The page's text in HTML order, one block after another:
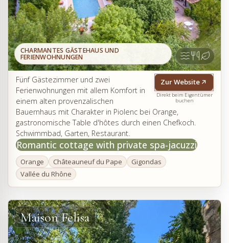
CHARMANTES GÄSTEHAUS UND
FERIENWOHNUNGEN
Zur Website
Direkt beim Eigentümer
buchen
Fünf Gästezimmer und zwei
Ferienwohnungen mit allem Komfort in
einem alten provenzalischen
Bauernhaus mit Charakter in Piolenc bei Orange,
gastronomische Table d'hôtes durch einen Chefkoch.
Schwimmbad, Garten, Restaurant.
Romantic cottage with private spa-jacuzzi
Orange Châteauneuf du Pape
Gigondas
Vallée du Rhône
Maison Felisa